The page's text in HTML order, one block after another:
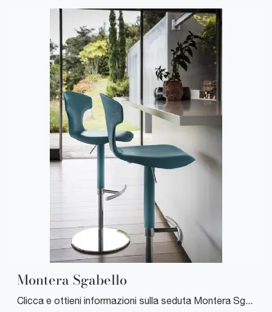
Montera Sgabello
Clicca e ottieni informazioni sulla seduta Montera Sgabello di Poltrona Frau in pelle: le più belle Sedie sgabelli design ti attendono.